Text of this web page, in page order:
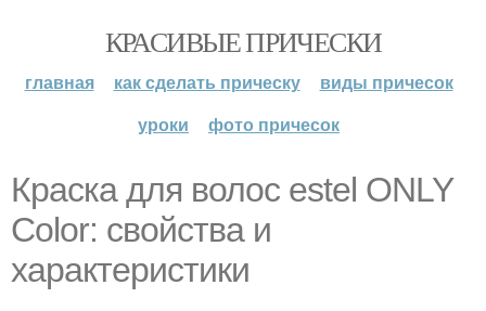
КРАСИВЫЕ ПРИЧЕСКИ
главная как сделать прическу
виды причесок
уроки
фото причесок
Краска для волос estel ONLY
Color: свойства и
характеристики